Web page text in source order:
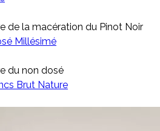
de la macération du Pinot Noir
Millésimé
du non dosé
Brut Nature